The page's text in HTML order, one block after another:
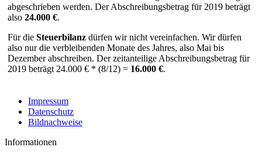
abgeschrieben werden. Der Abschreibungsbetrag für 2019 beträgt
also 24.000 €.
Für die Steuerbilanz dürfen wir nicht vereinfachen. Wir dürfen
also nur die verbleibenden Monate des Jahres, also Mai bis
Dezember abschreiben. Der zeitanteilige Abschreibungsbetrag für
2019 beträgt 24.000 € * (8/12) = 16.000 €.
Impressum
Datenschutz
Bildnachweise
Informationen